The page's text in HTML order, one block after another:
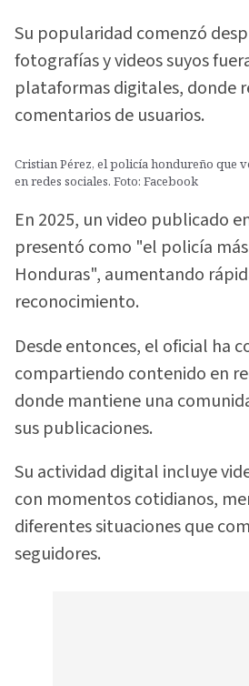
Su popularidad comenzó
fotografías y videos suyos
plataformas digitales, donde
comentarios de usuarios.
Cristian Pérez, el policía hondureño que
en redes sociales. Foto: Facebook
En 2025, un video publicado
presentó como "el policía
Honduras", aumentando
reconocimiento.
Desde entonces, el oficial ha
compartiendo contenido en
donde mantiene una
sus publicaciones.
Su actividad digital incluye
con momentos cotidianos,
diferentes situaciones que
seguidores.